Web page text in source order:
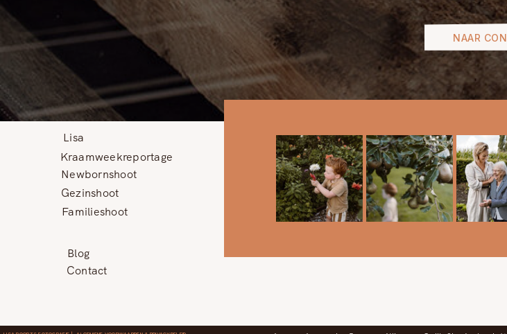
NAAR
Lisa
Newbornshoot
Contact
Kraamweekreportage
Gezinshoot
Familieshoot
Blog